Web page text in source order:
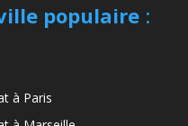
populaire:
à Paris